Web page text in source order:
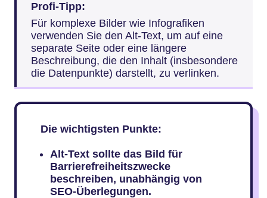
Profi-Tipp:
Für komplexe Bilder wie Infografiken
verwenden Sie den Alt-Text, um auf eine
separate Seite oder eine längere
Beschreibung, die den Inhalt (insbesondere
die Datenpunkte) darstellt, zu verlinken.
Die wichtigsten Punkte:
Alt-Text sollte das Bild für
Barrierefreiheitszwecke
beschreiben, unabhängig von
SEO-Überlegungen.